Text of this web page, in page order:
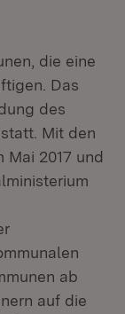
die eine
Das
des
Mit den
2017 und
ab
auf die